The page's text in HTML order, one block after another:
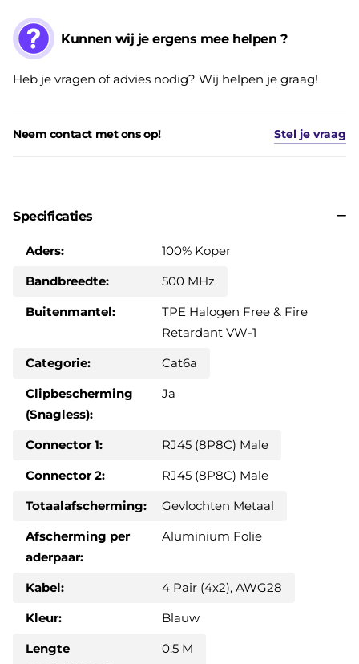
Kunnen wij je ergens mee helpen ?
Heb je vragen of advies nodig? Wij helpen je graag!
Neem contact met ons op! Stel je vraag
Specificaties
Aders:
100% Koper
Bandbreedte:
500 MHz
Buitenmantel:
TPE Halogen Free & Fire
Retardant VW-1
Categorie:
Cat6a
Clipbescherming
(Snagless):
Ja
Connector 1:
RJ45 (8P8C) Male
Connector 2:
RJ45 (8P8C) Male
Totaalafscherming:
Gevlochten Metaal
Afscherming per
aderpaar:
Aluminium Folie
Kabel:
4 Pair (4x2), AWG28
Kleur:
Blauw
Lengte
0.5 M